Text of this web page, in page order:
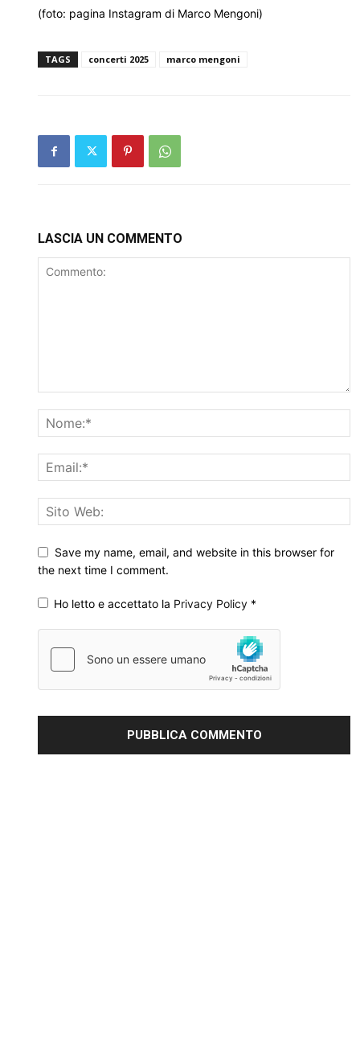
(foto: pagina Instagram di Marco Mengoni)
TAGS concerti 2025 marco mengoni
LASCIA UN COMMENTO
Save my name, email, and website in this browser for
the next time I comment.
Ho letto e accettato la Privacy Policy *